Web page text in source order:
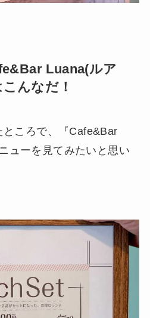
Luana(ルア
んなだ！
ころで、『Cafe&Bar
ューを見てみたいと思い